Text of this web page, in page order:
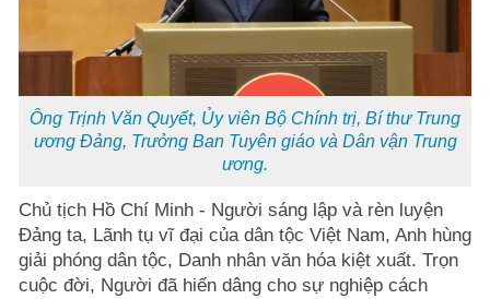
Ông Trịnh Văn Quyết, Ủy viên Bộ Chính trị, Bí thư Trung
ương Đảng, Trưởng Ban Tuyên giáo và Dân vận Trung
ương.
Chủ tịch Hồ Chí Minh - Người sáng lập và rèn luyện
Đảng ta, Lãnh tụ vĩ đại của dân tộc Việt Nam, Anh hùng
giải phóng dân tộc, Danh nhân văn hóa kiệt xuất. Trọn
cuộc đời, Người đã hiến dâng cho sự nghiệp cách